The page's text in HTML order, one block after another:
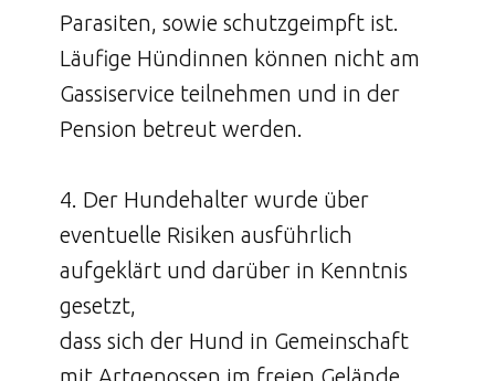
Parasiten, sowie schutzgeimpft ist.
Läufige Hündinnen können nicht am
Gassiservice teilnehmen und in der
Pension betreut werden.
4. Der Hundehalter wurde über
eventuelle Risiken ausführlich
aufgeklärt und darüber in Kenntnis
gesetzt,
dass sich der Hund in Gemeinschaft